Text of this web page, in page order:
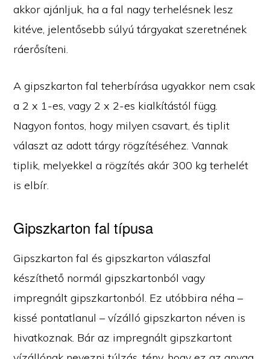
akkor ajánljuk, ha a fal nagy terhelésnek lesz
kitéve, jelentősebb súlyú tárgyakat szeretnének
ráerősíteni.
A gipszkarton fal teherbírása ugyakkor nem csak
a 2 x 1-es, vagy 2 x 2-es kialkítástól függ.
Nagyon fontos, hogy milyen csavart, és tiplit
választ az adott tárgy rögzítéséhez. Vannak
tiplik, melyekkel a rögzítés akár 300 kg terhelét
is elbír.
Gipszkarton fal típusa
Gipszkarton fal és gipszkarton válaszfal
készíthető normál gipszkartonból vagy
impregnált gipszkartonból. Ez utóbbira néha –
kissé pontatlanul – vízálló gipszkarton néven is
hivatkoznak. Bár az impregnált gipszkartont